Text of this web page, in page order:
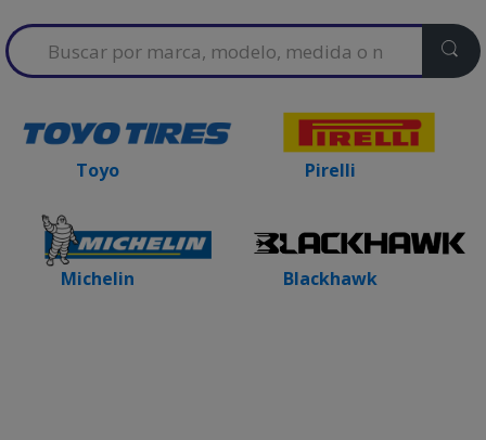
Search
for:
Toyo
Michelin
Pirelli
Blackhawk